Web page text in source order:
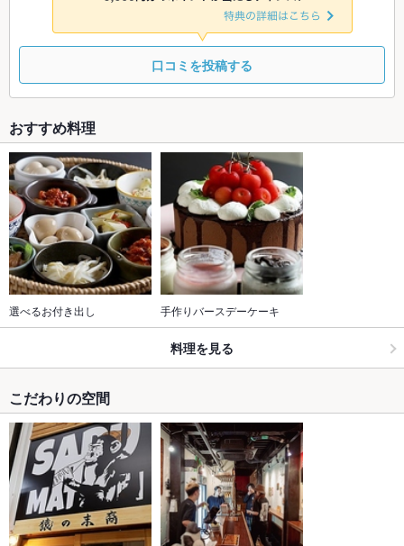
口コミを投稿する
おすすめ料理
選べるお付き出し 手作りバースデーケーキ
料理を見る
こだわりの空間